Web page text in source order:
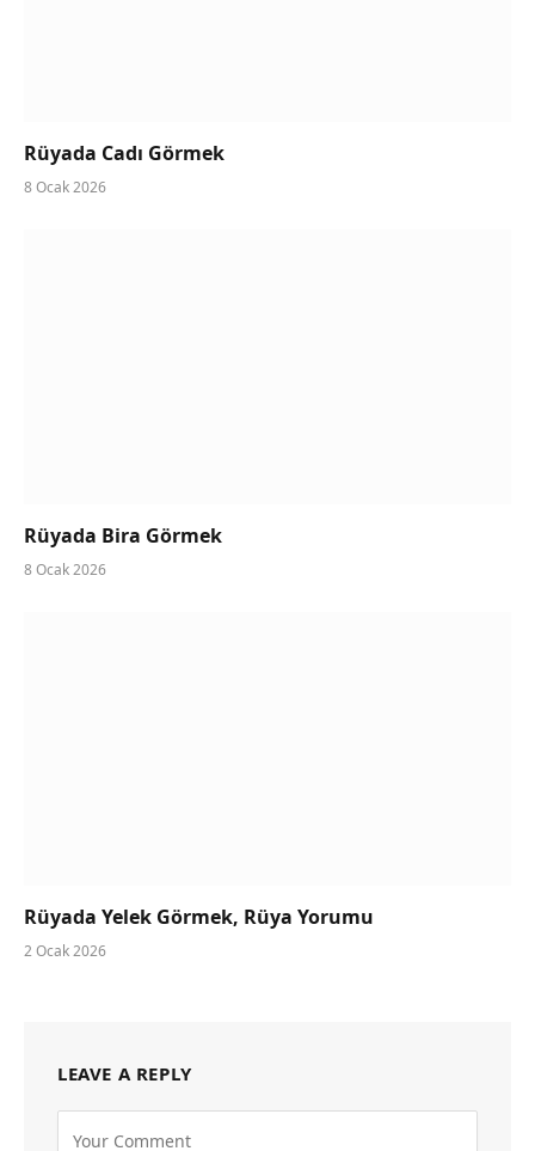
Rüyada Cadı Görmek
8 Ocak 2026
Rüyada Bira Görmek
8 Ocak 2026
Rüyada Yelek Görmek, Rüya Yorumu
2 Ocak 2026
LEAVE A REPLY